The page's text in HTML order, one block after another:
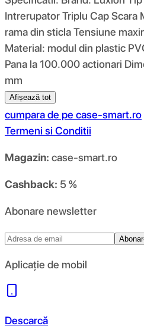
Intrerupator Triplu Cap Scara
rama din sticla Tensiune
Material: modul din plastic
Pana la 100.000 actionari
mm
Afișează tot
cumpara de pe case-smart.ro
Termeni si Conditii
Magazin: case-smart.ro
Cashback: 5 %
Abonare newsletter
Aplicație de mobil
Descarcă